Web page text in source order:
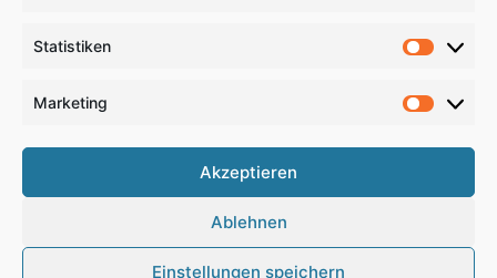
Statistiken
Marketing
Akzeptieren
Ablehnen
Einstellungen speichern
Copyright 2026, All Rights Reserved
Haftungsausschluss